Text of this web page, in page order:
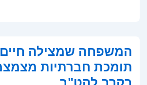
המשפחה שמצילה
תומכת חברתיות